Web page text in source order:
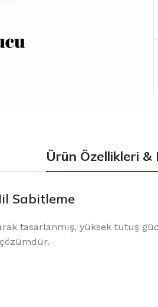
Ürün Özellikleri &
Sabitleme
tasarlanmış, yüksek tutuş